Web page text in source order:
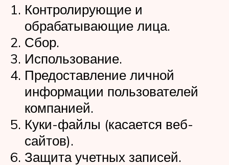
Контролирующие и
обрабатывающие лица.
Сбор.
Использование.
Предоставление личной
информации пользователей
компанией.
Куки-файлы (касается веб-
сайтов).
Защита учетных записей.